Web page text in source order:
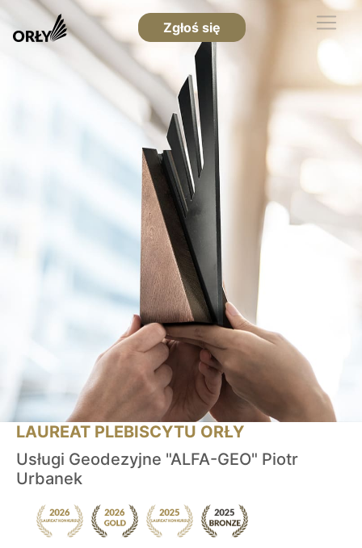
Zgłoś się
LAUREAT PLEBISCYTU ORŁY
Usługi Geodezyjne "ALFA-GEO" Piotr
Urbanek